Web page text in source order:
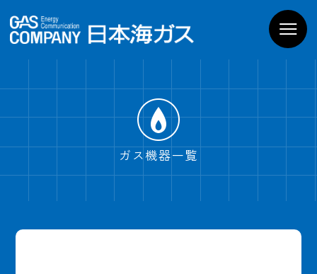
お家のガス機器
商品一覧
導入までの流れ
ショールームPregoを
ガス機器一覧